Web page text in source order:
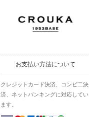
お支払い方法について
クレジットカード決済、コンビ二決
済、ネットバンキングに対応してい
ます。